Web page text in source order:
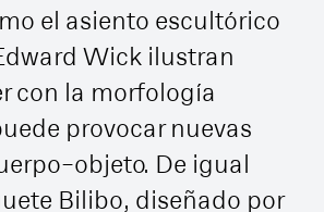
el asiento escultórico
Wick ilustran
con la morfología
provocar nuevas
objeto. De igual
Bilibo, diseñado por